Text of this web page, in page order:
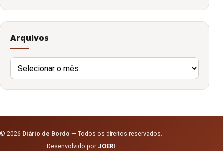
Arquivos
Arquivos
© 2026 Diário de Bordo — Todos os direitos reservados.
Desenvolvido por JOERI